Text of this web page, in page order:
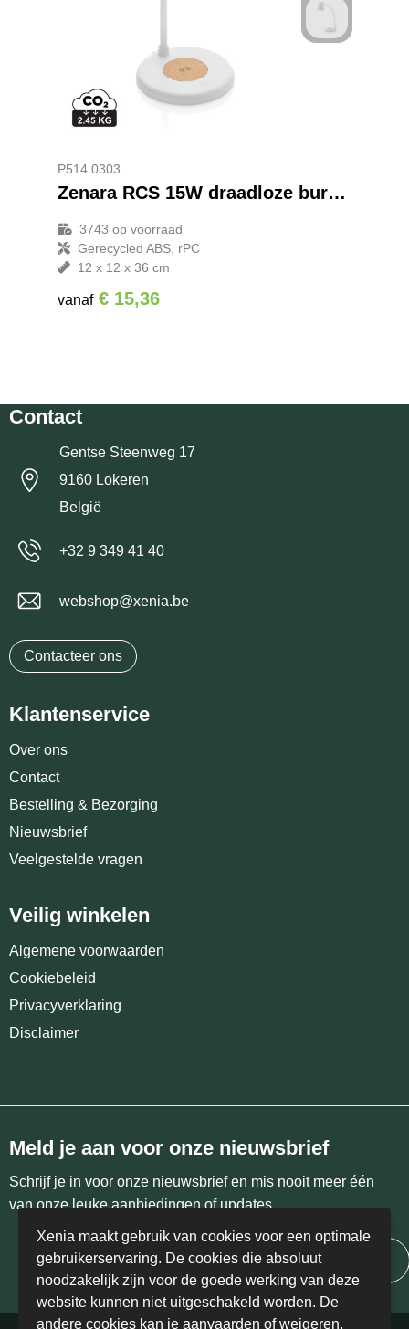
P514.0303
Zenara RCS 15W draadloze bureaulamp van gerecycled plastic
3743 op voorraad
Gerecycled ABS, rPC
12 x 12 x 36 cm
vanaf € 15,36
Contact
Gentse Steenweg 17
9160 Lokeren
België
+32 9 349 41 40
webshop@xenia.be
Contacteer ons
Klantenservice
Over ons
Contact
Bestelling & Bezorging
Nieuwsbrief
Veelgestelde vragen
Veilig winkelen
Algemene voorwaarden
Cookiebeleid
Privacyverklaring
Disclaimer
Meld je aan voor onze nieuwsbrief
Schrijf je in voor onze nieuwsbrief en mis nooit meer één
van onze leuke aanbiedingen of updates.
Inschrijven
Xenia maakt gebruik van cookies voor een optimale
gebruikerservaring. De cookies die absoluut
noodzakelijk zijn voor de goede werking van deze
website kunnen niet uitgeschakeld worden. De
andere cookies kan je aanvaarden of weigeren.